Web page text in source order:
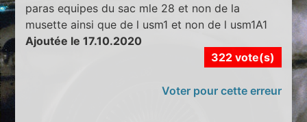
paras equipes du sac mle 28 et non de la
musette ainsi que de l usm1 et non de l usm1A1
Ajoutée le 17.10.2020
322 vote(s)
Voter pour cette erreur